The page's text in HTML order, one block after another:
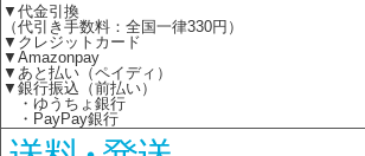
▼代金引換
（代引き手数料：全国一律330円）
▼クレジットカード
▼Amazonpay
▼あと払い（ペイディ）
▼銀行振込（前払い）
・ゆうちょ銀行
・PayPay銀行